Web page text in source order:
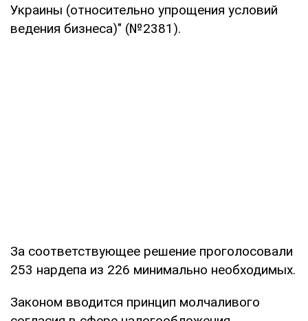
Украины (относительно упрощения условий
ведения бизнеса)" (№2381).
За соответствующее решение проголосовали
253 нардепа из 226 минимально необходимых.
Законом вводится принцип молчаливого